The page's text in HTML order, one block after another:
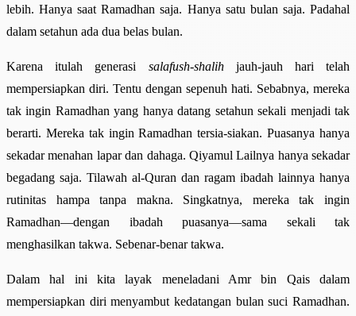
lebih. Hanya saat Ramadhan saja. Hanya satu bulan saja. Padahal
dalam setahun ada dua belas bulan.
Karena itulah generasi salafush-shalihjauh-jauh hari telah
mempersiapkan diri. Tentu dengan sepenuh hati. Sebabnya, mereka
tak ingin Ramadhan yang hanya datang setahun sekali menjadi tak
berarti. Mereka tak ingin Ramadhan tersia-siakan. Puasanya hanya
sekadar menahan lapar dan dahaga. Qiyamul Lailnya hanya sekadar
begadang saja. Tilawah al-Quran dan ragam ibadah lainnya hanya
rutinitas hampa tanpa makna. Singkatnya, mereka tak ingin
Ramadhan—dengan ibadah puasanya—sama sekali tak
menghasilkan takwa. Sebenar-benar takwa.
Dalam hal ini kita layak meneladani Amr bin Qais dalam
mempersiapkan diri menyambut kedatangan bulan suci Ramadhan.